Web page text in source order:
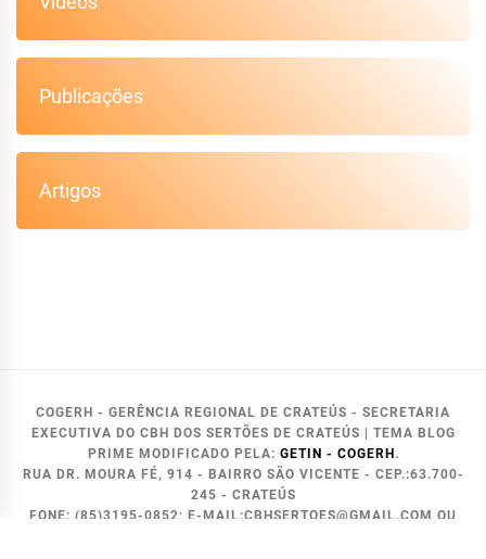
Publicações
Artigos
COGERH - GERÊNCIA REGIONAL DE CRATEÚS - SECRETARIA
EXECUTIVA DO CBH DOS SERTÕES DE CRATEÚS | TEMA BLOG
PRIME MODIFICADO PELA: GETIN - COGERH.
RUA DR. MOURA FÉ, 914 - BAIRRO SÃO VICENTE - CEP.:63.700-
245 - CRATEÚS
FONE: (85)3195-0852; E-MAIL:CBHSERTOES@GMAIL.COM OU